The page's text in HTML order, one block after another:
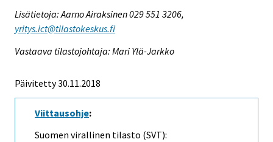
Lisätietoja: Aarno Airaksinen 029 551 3206,
yritys.ict@tilastokeskus.fi
Vastaava tilastojohtaja: Mari Ylä-Jarkko
Päivitetty 30.11.2018
Viittausohje:
Suomen virallinen tilasto (SVT):